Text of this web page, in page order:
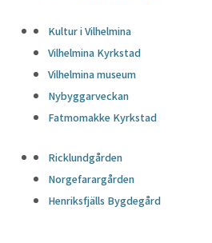
Kultur i Vilhelmina
Vilhelmina Kyrkstad
Vilhelmina museum
Nybyggarveckan
Fatmomakke Kyrkstad
Ricklundgården
Norgefarargården
Henriksfjälls Bygdegård